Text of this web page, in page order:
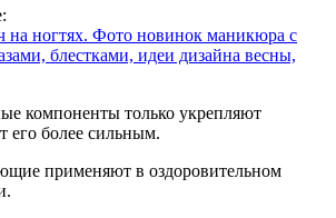
на ногтях. Фото новинок маникюра с
блестками, идеи дизайна весны,
компоненты только укрепляют
его более сильным.
применяют в оздоровительном